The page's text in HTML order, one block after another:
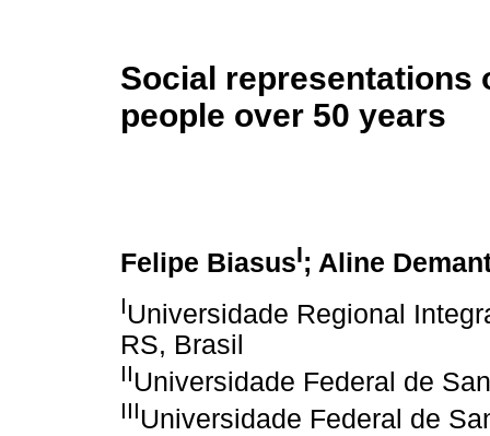
Social representations
people over 50 years
Felipe BiasusI; Aline
IUniversidade Regional
RS, Brasil
IIUniversidade Federal de
IIIUniversidade Federal de